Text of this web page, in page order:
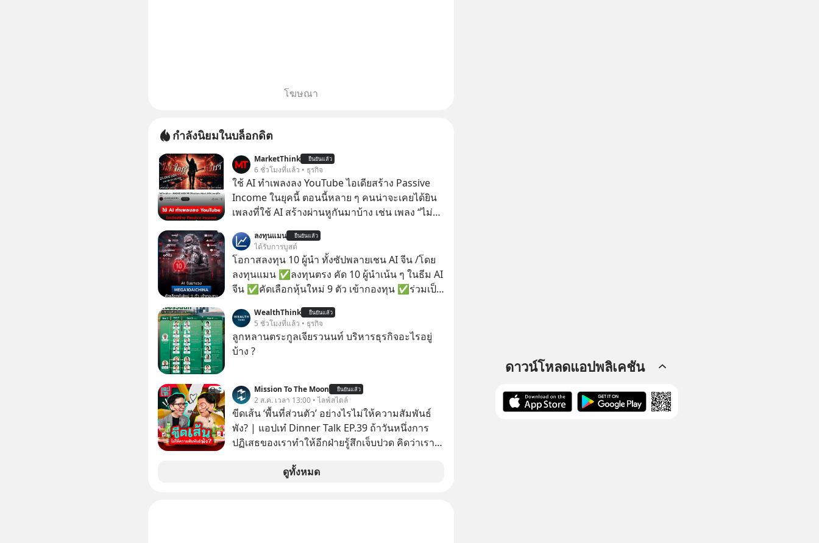
โฆษณา
กำลังนิยมในบล็อกดิต
MarketThink ยืนยันแล้ว
6 ชั่วโมงที่แล้ว • ธุรกิจ
ใช้ AI ทำเพลงลง YouTube ไอเดียสร้าง Passive
Income ในยุคนี้ ตอนนี้หลาย ๆ คนน่าจะเคยได้ยิน
เพลงที่ใช้ AI สร้างผ่านหูกันมาบ้าง เช่น เพลง “ไม่มี
ตอนนี้มียอดรับชมกว่า 26 ล้านครั้งแล้ว
ลงทุนแมน ยืนยันแล้ว
ได้รับการบูสต์
โอกาสลงทุน 10 ผู้นำ ทั้งซัปพลายเชน AI จีน /โดย
ลงทุนแมน ✅ลงทุนตรง คัด 10 ผู้นำเน้น ๆ ในธีม AI
จีน ✅คัดเลือกหุ้นใหม่ 9 ตัว เข้ากองทุน ✅ร่วมเป็น
ความจำ โมเดล AI ยันหุ่นยนต์ ✅ได้การรับยกเว้น
ภาษี Capital Gain ตามกฎหมายภาษีของ
ประเทศไทย
WealthThink ยืนยันแล้ว
5 ชั่วโมงที่แล้ว • ธุรกิจ
ลูกหลานตระกูลเจียรวนนท์ บริหารธุรกิจอะไรอยู่
บ้าง ?
Mission To The Moon ยืนยันแล้ว
2 ส.ค. เวลา 13:00 • ไลฟ์สไตล์
ขีดเส้น ‘พื้นที่ส่วนตัว’ อย่างไรไม่ให้ความสัมพันธ์
พัง? | แอปเท๋ Dinner Talk EP.39 ถ้าวันหนึ่งการ
ปฏิเสธของเราทำให้อีกฝ่ายรู้สึกเจ็บปวด คิดว่าเรา
ไม่เคยปฏิเสธใครอย่างนี้มาก่อน แต่พอตั้งใจจะ
ดูทั้งหมด
ดาวน์โหลดแอปพลิเคชัน